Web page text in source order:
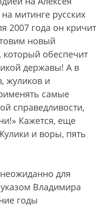
митинге русских
2007 года он кричит
новый
обеспечит
державы! А в
жуликов и
самые
справедливости,
Кажется, еще
и воры, пять
для
Владимира
годы